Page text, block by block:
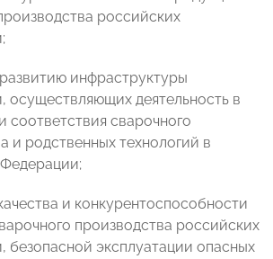
российских
инфраструктуры
осуществляющих деятельность в
соответствия сварочного
и родственных технологий в
и конкурентоспособности
производства российских
безопасной эксплуатации опасных